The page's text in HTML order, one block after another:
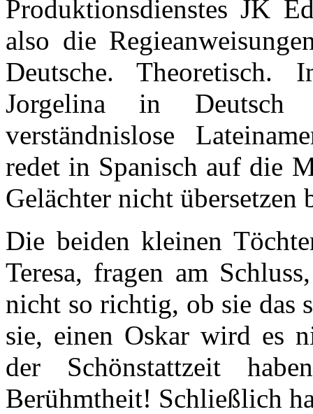
Produktionsdienstes JK
also die
Deutsche.
Jorgelina in Deutsch
verständnislose
redet in Spanisch auf die
Gelächter nicht übersetzen
Die beiden kleinen
Teresa, fragen am
nicht so richtig, ob sie das
sie, einen Oskar wird es
der Schönstattzeit
Berühmtheit! Schließlich